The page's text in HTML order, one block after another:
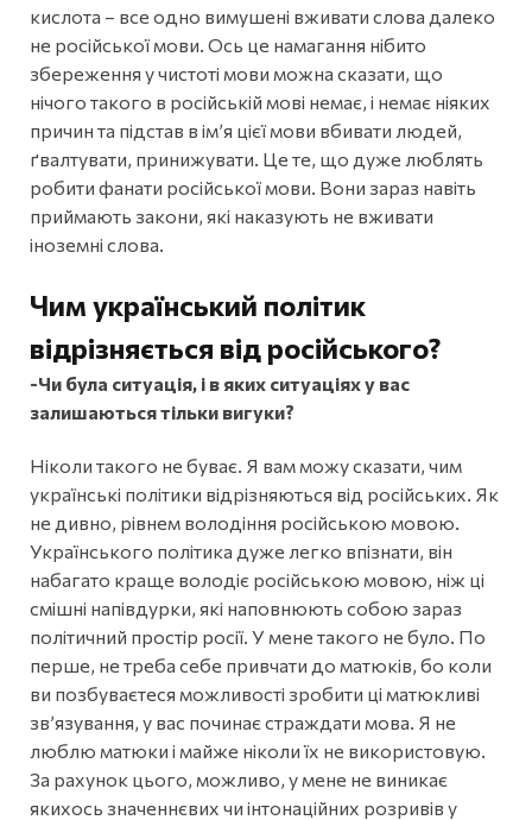
кислота – все одно вимушені вживати слова далеко
не російської мови. Ось це намагання нібито
збереження у чистоті мови можна сказати, що
нічого такого в російській мові немає, і немає ніяких
причин та підстав в ім’я цієї мови вбивати людей,
ґвалтувати, принижувати. Це те, що дуже люблять
робити фанати російської мови. Вони зараз навіть
приймають закони, які наказують не вживати
іноземні слова.
Чим український політик
відрізняється від російського?
-Чи була ситуація, і в яких ситуаціях у вас
залишаються тільки вигуки?
Ніколи такого не буває. Я вам можу сказати, чим
українські політики відрізняються від російських. Як
не дивно, рівнем володіння російською мовою.
Українського політика дуже легко впізнати, він
набагато краще володіє російською мовою, ніж ці
смішні напівдурки, які наповнюють собою зараз
політичний простір росії. У мене такого не було. По
перше, не треба себе привчати до матюків, бо коли
ви позбуваєтеся можливості зробити ці матюкливі
зв’язування, у вас починає страждати мова. Я не
люблю матюки і майже ніколи їх не використовую.
За рахунок цього, можливо, у мене не виникає
якихось значеннєвих чи інтонаційних розривів у